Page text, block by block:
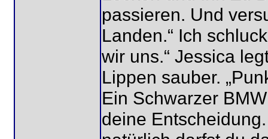
passieren. Und
Landen.“ Ich
wir uns.“ Jessica
Lippen sauber.
Ein Schwarzer
deine